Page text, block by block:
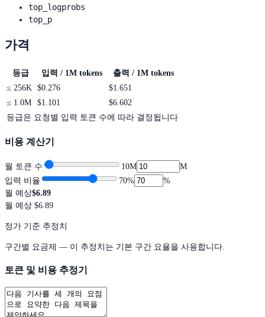
top_logprobs
top_p
가격
등급 입력 / 1M tokens
출력 / 1M tokens
≤ 256K $0.276
$1.651
≤ 1.0M $1.101
$6.602
등급은 요청별 입력 토큰 수에 따라 결정됩니다
비용 계산기
월 토큰 수 10M
M
입력 비율
70%
%
월 예상$6.89
월 예상 $6.89
정가 기준 추정치
구간별 요금제 — 이 추정치는 기본 구간 요율을 사용합니다.
토큰 및 비용 추정기